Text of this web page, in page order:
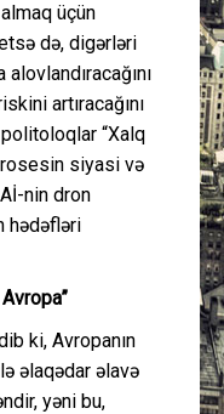
üçün
də, digərləri
artıracağını
“Xalq
siyasi və
nin dron
hədəfləri
ki, Avropanın
əlaqədar əlavə
yəni bu,